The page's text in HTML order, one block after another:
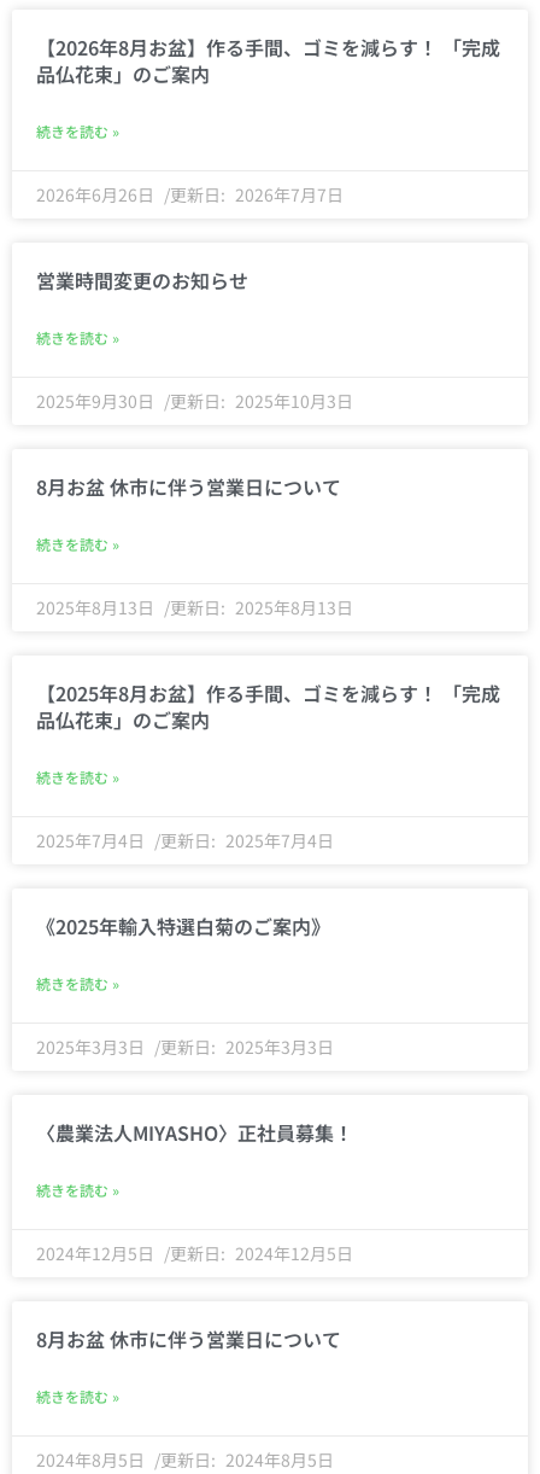
【2026年8月お盆】作る手間、ゴミを減らす！ 「完成
品仏花束」のご案内
続きを読む »
2026年6月26日 2026年7月7日
営業時間変更のお知らせ
続きを読む »
2025年9月30日 2025年10月3日
8月お盆 休市に伴う営業日について
続きを読む »
2025年8月13日 2025年8月13日
【2025年8月お盆】作る手間、ゴミを減らす！ 「完成
品仏花束」のご案内
続きを読む »
2025年7月4日 2025年7月4日
《2025年輸入特選白菊のご案内》
続きを読む »
2025年3月3日 2025年3月3日
〈農業法人MIYASHO〉正社員募集！
続きを読む »
2024年12月5日 2024年12月5日
8月お盆 休市に伴う営業日について
続きを読む »
2024年8月5日 2024年8月5日